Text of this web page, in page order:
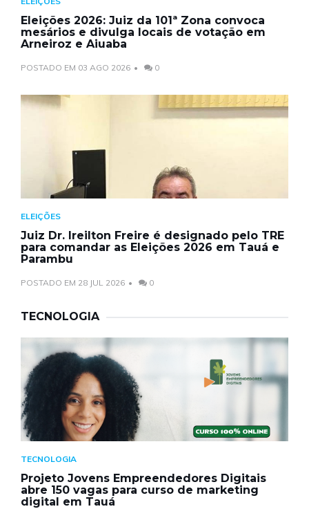
Eleições 2026: Juiz da 101ª Zona convoca
mesários e divulga locais de votação em
Arneiroz e Aiuaba
POSTADO EM 03 AGO 2026 0
ELEIÇÕES
Juiz Dr. Ireilton Freire é designado pelo TRE
para comandar as Eleições 2026 em Tauá e
Parambu
POSTADO EM 28 JUL 2026 0
TECNOLOGIA
TECNOLOGIA
Projeto Jovens Empreendedores Digitais
abre 150 vagas para curso de marketing
digital em Tauá